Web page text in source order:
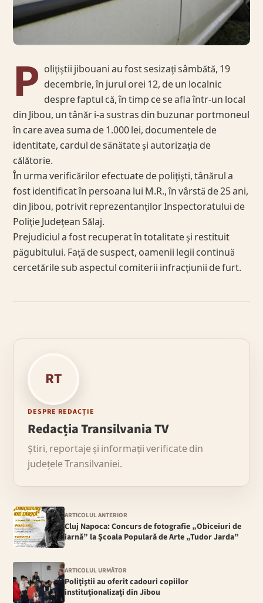
P oliţiştii jibouani au fost sesizaţi sâmbătă, 19
decembrie, în jurul orei 12, de un localnic
despre faptul că, în timp ce se afla într-un local
din Jibou, un tânăr i-a sustras din buzunar portmoneul
în care avea suma de 1.000 lei, documentele de
identitate, cardul de sănătate şi autorizaţia de
călătorie.
În urma verificărilor efectuate de poliţişti, tânărul a
fost identificat în persoana lui M.R., în vârstă de 25 ani,
din Jibou, potrivit reprezentanţilor Inspectoratului de
Poliţie Judeţean Sălaj.
Prejudiciul a fost recuperat în totalitate şi restituit
păgubitului. Faţă de suspect, oamenii legii continuă
cercetările sub aspectul comiterii infracţiunii de furt.
RT
DESPRE REDACȚIE
Redacția Transilvania TV
Știri, reportaje și informații verificate din
județele Transilvaniei.
ARTICOLUL ANTERIOR
Cluj Napoca: Concurs de fotografie „Obiceiuri de
iarnă” la Şcoala Populară de Arte „Tudor Jarda”
ARTICOLUL URMĂTOR
Poliţiştii au oferit cadouri copiilor
instituţionalizaţi din Jibou